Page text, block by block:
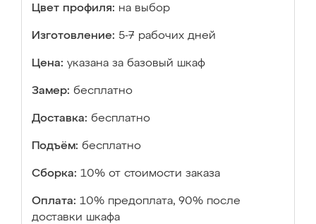
Цвет профиля: на выбор
Изготовление: 5-7 рабочих дней
Цена: указана за базовый шкаф
Замер: бесплатно
Доставка: бесплатно
Подъём: бесплатно
Сборка: 10% от стоимости заказа
Оплата: 10% предоплата, 90% после
доставки шкафа